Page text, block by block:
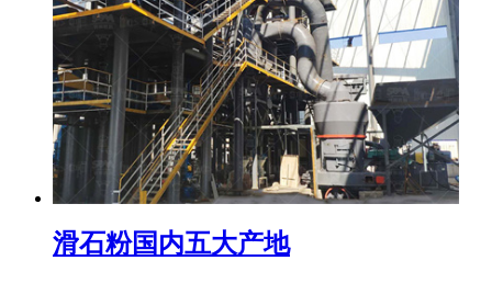
滑石粉国内五大产地